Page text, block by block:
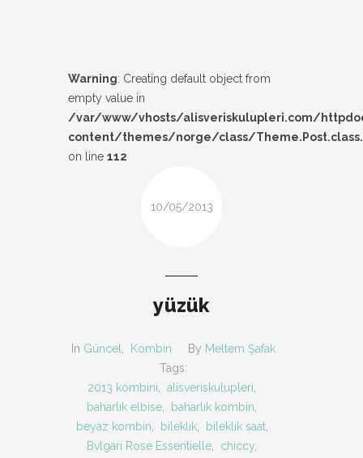
Warning: Creating default object from
empty value in
/var/www/vhosts/alisveriskulupleri.com/
content/themes/norge/class/
on line 112
10/05/2013
yüzük
In Güncel Kombin By Meltem Şafak
Tags:
2013 kombini
alisveriskulupleri
baharlık elbise
baharlık kombin
beyaz kombin
bileklik, bileklik saat,
Bvlgari Rose Essentielle
chiccy